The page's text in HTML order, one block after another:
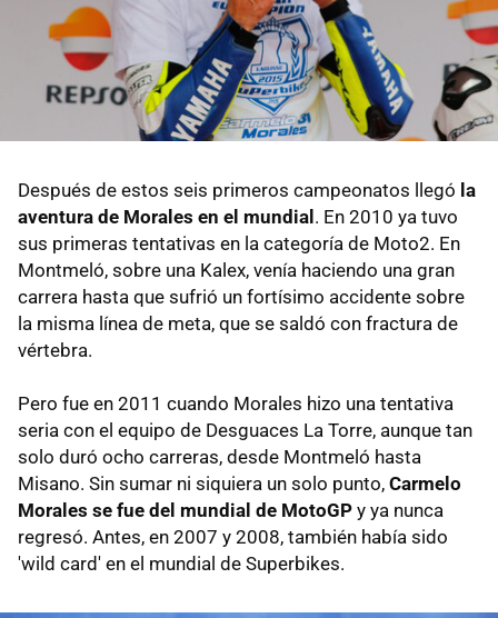
Después de estos seis primeros campeonatos llegó la
aventura de Morales en el mundial . En 2010 ya tuvo
sus primeras tentativas en la categoría de Moto2. En
Montmeló, sobre una Kalex, venía haciendo una gran
carrera hasta que sufrió un fortísimo accidente sobre
la misma línea de meta, que se saldó con fractura de
vértebra.
Pero fue en 2011 cuando Morales hizo una tentativa
seria con el equipo de Desguaces La Torre, aunque tan
solo duró ocho carreras, desde Montmeló hasta
Misano. Sin sumar ni siquiera un solo punto, Carmelo
Morales se fue del mundial de MotoGP y ya nunca
regresó. Antes, en 2007 y 2008, también había sido
'wild card' en el mundial de Superbikes.